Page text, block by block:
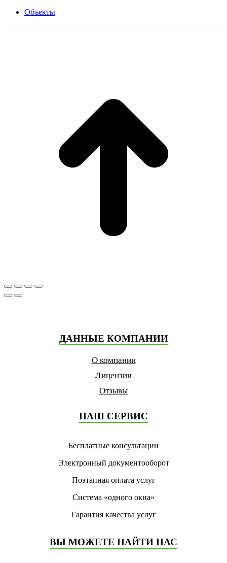
Объекты
ДАННЫЕ КОМПАНИИ
О компании
Лицензии
Отзывы
НАШ СЕРВИС
Бесплатные консультации
Электронный документооборот
Поэтапная оплата услуг
Система «одного окна»
Гарантия качества услуг
ВЫ МОЖЕТЕ НАЙТИ НАС